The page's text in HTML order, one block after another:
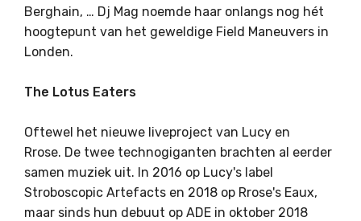
Berghain, … Dj Mag noemde haar onlangs nog hét
hoogtepunt van het geweldige Field Maneuvers in
Londen.
The Lotus Eaters
Oftewel het nieuwe liveproject van Lucy en
Rrose. De twee technogiganten brachten al eerder
samen muziek uit. In 2016 op Lucy's label
Stroboscopic Artefacts en 2018 op Rrose's Eaux,
maar sinds hun debuut op ADE in oktober 2018